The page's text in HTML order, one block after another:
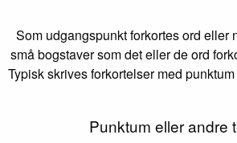
Som udgangspunkt forkortes ord eller
små bogstaver som det eller de ord
Typisk skrives forkortelser med
Punktum eller andre